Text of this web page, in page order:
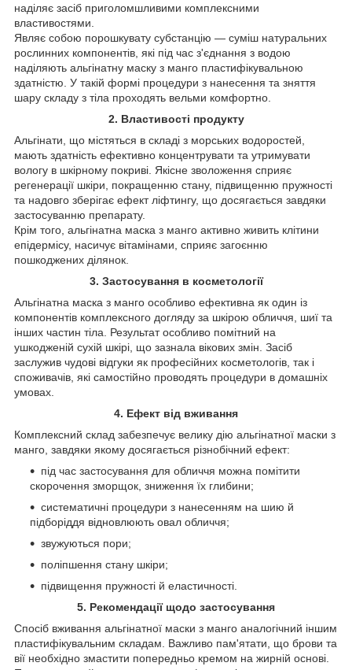
наділяє засіб приголомшливими комплексними
властивостями.
Являє собою порошкувату субстанцію — суміш натуральних
рослинних компонентів, які під час з'єднання з водою
наділяють альгінатну маску з манго пластифікувальною
здатністю. У такій формі процедури з нанесення та зняття
шару складу з тіла проходять вельми комфортно.
2. Властивості продукту
Альгінати, що містяться в складі з морських водоростей,
мають здатність ефективно концентрувати та утримувати
вологу в шкірному покриві. Якісне зволоження сприяє
регенерації шкіри, покращенню стану, підвищенню пружності
та надовго зберігає ефект ліфтингу, що досягається завдяки
застосуванню препарату.
Крім того, альгінатна маска з манго активно живить клітини
епідермісу, насичує вітамінами, сприяє загоєнню
пошкоджених ділянок.
3. Застосування в косметології
Альгінатна маска з манго особливо ефективна як один із
компонентів комплексного догляду за шкірою обличчя, шиї та
інших частин тіла. Результат особливо помітний на
ушкодженій сухій шкірі, що зазнала вікових змін. Засіб
заслужив чудові відгуки як професійних косметологів, так і
споживачів, які самостійно проводять процедури в домашніх
умовах.
4. Ефект від вживання
Комплексний склад забезпечує велику дію альгінатної маски з
манго, завдяки якому досягається різнобічний ефект:
під час застосування для обличчя можна помітити
скорочення зморщок, зниження їх глибини;
систематичні процедури з нанесенням на шию й
підборіддя відновлюють овал обличчя;
звужуються пори;
поліпшення стану шкіри;
підвищення пружності й еластичності.
5. Рекомендації щодо застосування
Спосіб вживання альгінатної маски з манго аналогічний іншим
пластифікувальним складам. Важливо пам'ятати, що брови та
вії необхідно змастити попередньо кремом на жирній основі.